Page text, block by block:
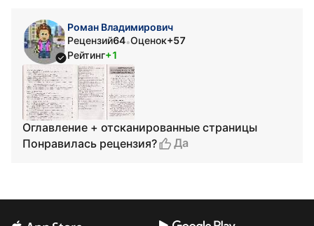
Роман Владимирович
Рецензий64•Оценок+57
Рейтинг+1
Оглавление + отсканированные страницы
Понравилась рецензия?
Да